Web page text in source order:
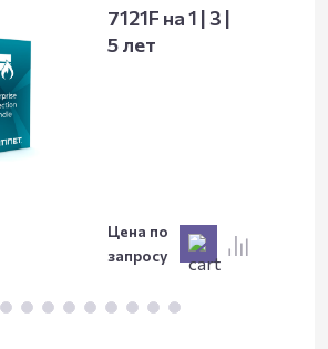
7121F на 1 | 3 |
5 лет
Цена по
запросу